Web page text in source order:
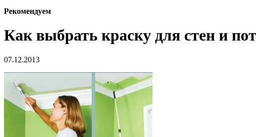
Рекомендуем
Как выбрать краску для стен и
07.12.2013